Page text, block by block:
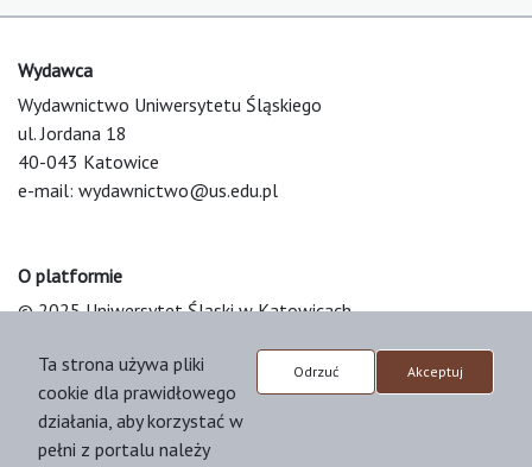
Wydawca
Wydawnictwo Uniwersytetu Śląskiego
ul. Jordana 18
40-043 Katowice
e-mail: wydawnictwo@us.edu.pl
O platformie
© 2025 Uniwersytet Śląski w Katowicach
Platform & Workflow by OJS/PKP
Ta strona używa pliki
cookie dla prawidłowego
działania, aby korzystać w
pełni z portalu należy
Odrzuć Akceptuj